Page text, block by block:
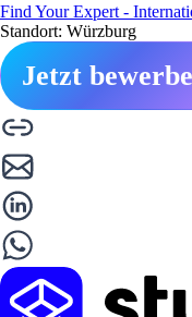
Find Your Expert -
Standort: Würzburg
Jetzt